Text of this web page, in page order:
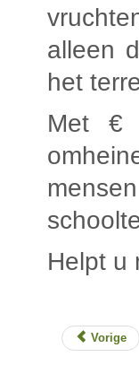
alleen
het
Met €
Helpt u
Vorige